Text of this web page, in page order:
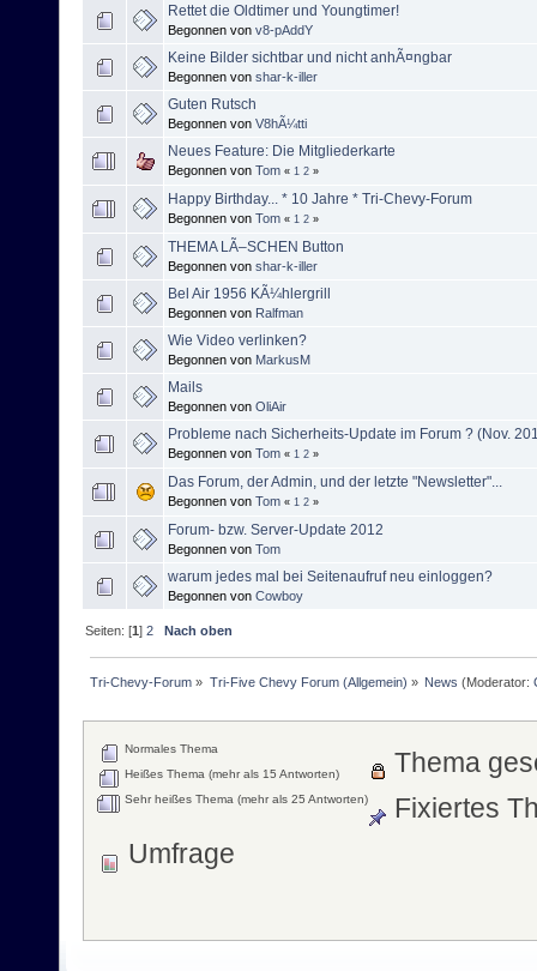
Rettet die Oldtimer und Youngtimer!
Begonnen von v8-pAddY
Keine Bilder sichtbar und nicht anhÃ¤ngbar
Begonnen von shar-k-iller
Guten Rutsch
Begonnen von V8hÃ¼tti
Neues Feature: Die Mitgliederkarte
Begonnen von Tom « 1 2 »
Happy Birthday... * 10 Jahre * Tri-Chevy-Forum
Begonnen von Tom « 1 2 »
THEMA LÃ–SCHEN Button
Begonnen von shar-k-iller
Bel Air 1956 KÃ¼hlergrill
Begonnen von Ralfman
Wie Video verlinken?
Begonnen von MarkusM
Mails
Begonnen von OliAir
Probleme nach Sicherheits-Update im Forum ? (Nov.
Begonnen von Tom « 1 2 »
Das Forum, der Admin, und der letzte "Newsletter"...
Begonnen von Tom « 1 2 »
Forum- bzw. Server-Update 2012
Begonnen von Tom
warum jedes mal bei Seitenaufruf neu einloggen?
Begonnen von Cowboy
Seiten: [1]2 Nach oben
Tri-Chevy-Forum » Tri-Five Chevy Forum (Allgemein) » News (Moderator:
Normales Thema
Heißes Thema (mehr als 15 Antworten)
Sehr heißes Thema (mehr als 25 Antworten)
Thema
Fixiertes
Umfrage